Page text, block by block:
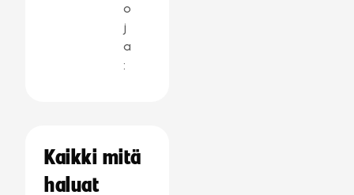
o
j
a
:
Kaikki mitä
haluat